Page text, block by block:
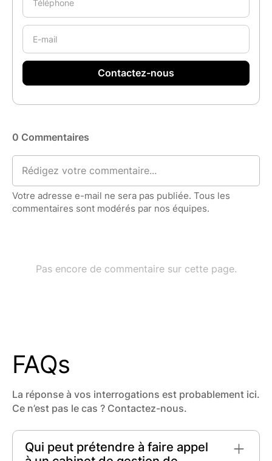
FAQs
La réponse à vos interrogations est probablement ici.
Ce n’est pas le cas ? Contactez-nous.
Qui peut prétendre à faire appel